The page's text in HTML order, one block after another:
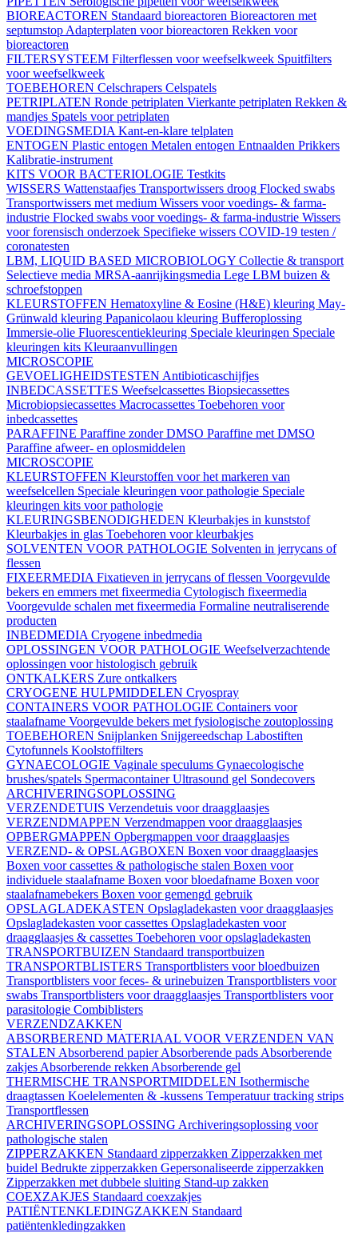
BIOREACTOREN Standaard bioreactoren Bioreactoren met
septumstop Adapterplaten voor bioreactoren Rekken voor
bioreactoren
FILTERSYSTEEM Filterflessen voor weefselkweek Spuitfilters
voor weefselkweek
TOEBEHOREN Celschrapers Celspatels
PETRIPLATEN Ronde petriplaten Vierkante petriplaten Rekken &
mandjes Spatels voor petriplaten
VOEDINGSMEDIA Kant-en-klare telplaten
ENTOGEN Plastic entogen Metalen entogen Entnaalden Prikkers
Kalibratie-instrument
KITS VOOR BACTERIOLOGIE Testkits
WISSERS Wattenstaafjes Transportwissers droog Flocked swabs
Transportwissers met medium Wissers voor voedings- & farma-
industrie Flocked swabs voor voedings- & farma-industrie Wissers
voor forensisch onderzoek Specifieke wissers COVID-19 testen /
coronatesten
LBM, LIQUID BASED MICROBIOLOGY Collectie & transport
Selectieve media MRSA-aanrijkingsmedia Lege LBM buizen &
schroefstoppen
KLEURSTOFFEN Hematoxyline & Eosine (H&E) kleuring May-
Grünwald kleuring Papanicolaou kleuring Bufferoplossing
Immersie-olie Fluorescentiekleuring Speciale kleuringen Speciale
kleuringen kits Kleuraanvullingen
MICROSCOPIE
GEVOELIGHEIDSTESTEN Antibioticaschijfjes
INBEDCASSETTES Weefselcassettes Biopsiecassettes
Microbiopsiecassettes Macrocassettes Toebehoren voor
inbedcassettes
PARAFFINE Paraffine zonder DMSO Paraffine met DMSO
Paraffine afweer- en oplosmiddelen
MICROSCOPIE
KLEURSTOFFEN Kleurstoffen voor het markeren van
weefselcellen Speciale kleuringen voor pathologie Speciale
kleuringen kits voor pathologie
KLEURINGSBENODIGHEDEN Kleurbakjes in kunststof
Kleurbakjes in glas Toebehoren voor kleurbakjes
SOLVENTEN VOOR PATHOLOGIE Solventen in jerrycans of
flessen
FIXEERMEDIA Fixatieven in jerrycans of flessen Voorgevulde
bekers en emmers met fixeermedia Cytologisch fixeermedia
Voorgevulde schalen met fixeermedia Formaline neutraliserende
producten
INBEDMEDIA Cryogene inbedmedia
OPLOSSINGEN VOOR PATHOLOGIE Weefselverzachtende
oplossingen voor histologisch gebruik
ONTKALKERS Zure ontkalkers
CRYOGENE HULPMIDDELEN Cryospray
CONTAINERS VOOR PATHOLOGIE Containers voor
staalafname Voorgevulde bekers met fysiologische zoutoplossing
TOEBEHOREN Snijplanken Snijgereedschap Labostiften
Cytofunnels Koolstoffilters
GYNAECOLOGIE Vaginale speculums Gynaecologische
brushes/spatels SpermacontainerUltrasound gel Sondecovers
ARCHIVERINGSOPLOSSING
VERZENDETUIS Verzendetuis voor draagglaasjes
VERZENDMAPPEN Verzendmappen voor draagglaasjes
OPBERGMAPPEN Opbergmappen voor draagglaasjes
VERZEND- & OPSLAGBOXEN Boxen voor draagglaasjes
Boxen voor cassettes & pathologische stalen Boxen voor
individuele staalafname Boxen voor bloedafname Boxen voor
staalafnamebekers Boxen voor gemengd gebruik
OPSLAGLADEKASTEN Opslagladekasten voor draagglaasjes
Opslagladekasten voor cassettes Opslagladekasten voor
draagglaasjes & cassettes Toebehoren voor opslagladekasten
TRANSPORTBUIZEN Standaard transportbuizen
TRANSPORTBLISTERS Transportblisters voor bloedbuizen
Transportblisters voor feces- & urinebuizen Transportblisters voor
swabs Transportblisters voor draagglaasjes Transportblisters voor
parasitologie Combiblisters
VERZENDZAKKEN
ABSORBEREND MATERIAAL VOOR VERZENDEN VAN
STALEN Absorberend papierAbsorberende pads Absorberende
zakjes Absorberende rekken Absorberende gel
THERMISCHE TRANSPORTMIDDELEN Isothermische
draagtassen Koelelementen & -kussens Temperatuur tracking strips
Transportflessen
ARCHIVERINGSOPLOSSING Archiveringsoplossing voor
pathologische stalen
ZIPPERZAKKEN Standaard zipperzakken Zipperzakken met
buidel Bedrukte zipperzakken Gepersonaliseerde zipperzakken
Zipperzakken met dubbele sluiting Stand-up zakken
COEXZAKJES Standaard coexzakjes
PATIËNTENKLEDINGZAKKEN Standaard
patiëntenkledingzakken